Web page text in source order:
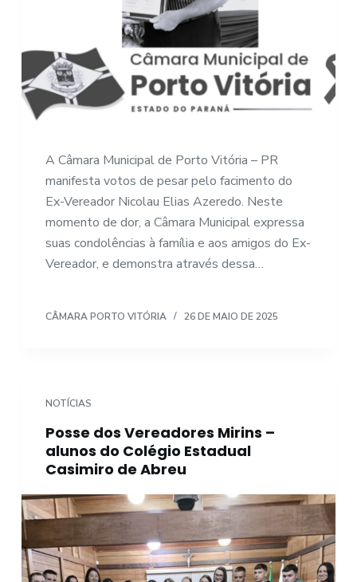
A Câmara Municipal de Porto Vitória – PR
manifesta votos de pesar pelo facimento do
Ex-Vereador Nicolau Elias Azeredo. Neste
momento de dor, a Câmara Municipal expressa
suas condolências à família e aos amigos do Ex-
Vereador, e demonstra através dessa…
CÂMARA PORTO VITÓRIA 26 DE MAIO DE 2025
NOTÍCIAS
Posse dos Vereadores Mirins –
alunos do Colégio Estadual
Casimiro de Abreu